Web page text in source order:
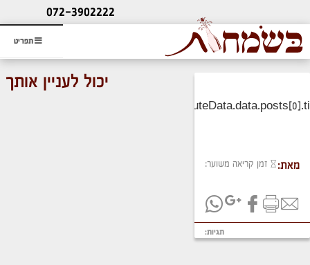
תפריט
ליעוץ חינם
והזמנת כרטיס שמחות
072-3902222
מאת: זמן קריאה משוער:
תגיות:
יכול לעניין אותך